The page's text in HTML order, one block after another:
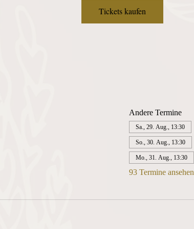
Tickets kaufen
Andere Termine
Sa., 29. Aug., 13:30
So., 30. Aug., 13:30
Mo., 31. Aug., 13:30
93 Termine ansehen